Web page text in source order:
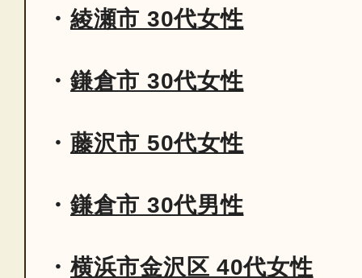
綾瀬市 30代女性
鎌倉市 30代女性
藤沢市 50代女性
鎌倉市 30代男性
横浜市金沢区 40代女性